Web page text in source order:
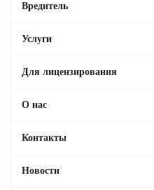
Вредитель
Услуги
Для лицензирования
О нас
Контакты
Новости